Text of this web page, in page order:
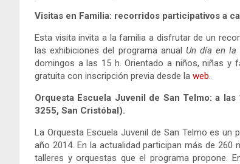
Visitas en Familia: recorridos participativos a
Esta visita invita a la familia a disfrutar de un
las exhibiciones del programa anual Un día en la
domingos a las 15 h. Orientado a niños, niñas y
gratuita con inscripción previa desde la web.
Orquesta Escuela Juvenil de San Telmo: a
3255, San Cristóbal).
La Orquesta Escuela Juvenil de San Telmo es
año 2014. En la actualidad participan más de
talleres y orquestas que el programa propone.